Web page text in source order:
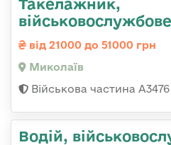
від 21000 до 51000 грн
Миколаїв
Військова частина А3476
Водій,